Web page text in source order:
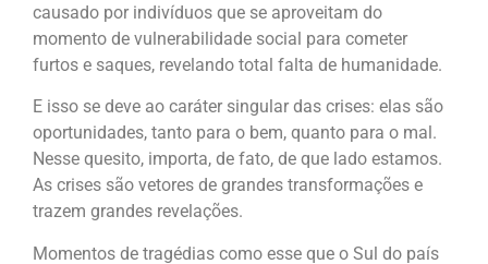
causado por indivíduos que se aproveitam do
momento de vulnerabilidade social para cometer
furtos e saques, revelando total falta de humanidade.
E isso se deve ao caráter singular das crises: elas são
oportunidades, tanto para o bem, quanto para o mal.
Nesse quesito, importa, de fato, de que lado estamos.
As crises são vetores de grandes transformações e
trazem grandes revelações.
Momentos de tragédias como esse que o Sul do país